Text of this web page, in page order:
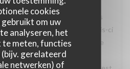
cookies
om uw
analyseren, het
te meten, functies
gerelateerd
netwerken) of
ont été superbes! Très
souriante . Par contre cette fois-ci
La nourriture était tiède le
cuites. Le Mr qui répond au